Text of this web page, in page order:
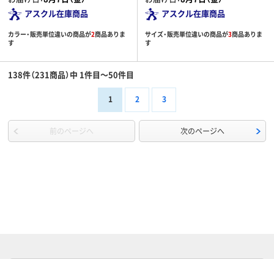
アスクル在庫商品
カラー・販売単位違いの商品が2商品ありま
す
アスクル在庫商品
サイズ・販売単位違いの商品が3商品ありま
す
138件（231商品）中 1件目～50件目
1 2 3
前のページへ 次のページへ